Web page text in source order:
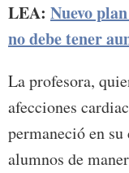
LEA: Nuevo
no debe tener
La profesora,
afecciones
permaneció en
alumnos de